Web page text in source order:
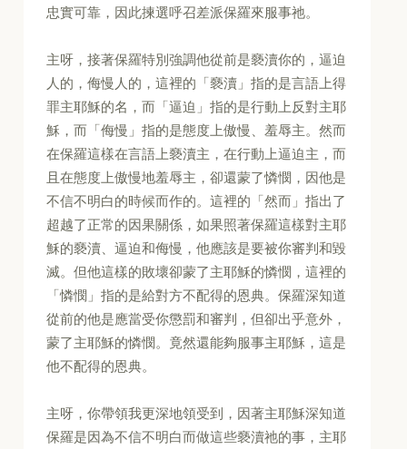
忠實可靠，因此揀選呼召差派保羅來服事祂。
主呀，接著保羅特別強調他從前是褻瀆你的，逼迫
人的，侮慢人的，這裡的「褻瀆」指的是言語上得
罪主耶穌的名，而「逼迫」指的是行動上反對主耶
穌，而「侮慢」指的是態度上傲慢、羞辱主。然而
在保羅這樣在言語上褻瀆主，在行動上逼迫主，而
且在態度上傲慢地羞辱主，卻還蒙了憐憫，因他是
不信不明白的時候而作的。這裡的「然而」指出了
超越了正常的因果關係，如果照著保羅這樣對主耶
穌的褻瀆、逼迫和侮慢，他應該是要被你審判和毀
滅。但他這樣的敗壞卻蒙了主耶穌的憐憫，這裡的
「憐憫」指的是給對方不配得的恩典。保羅深知道
從前的他是應當受你懲罰和審判，但卻出乎意外，
蒙了主耶穌的憐憫。竟然還能夠服事主耶穌，這是
他不配得的恩典。
主呀，你帶領我更深地領受到，因著主耶穌深知道
保羅是因為不信不明白而做這些褻瀆祂的事，主耶